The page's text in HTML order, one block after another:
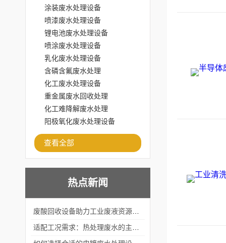
涂装废水处理设备
喷漆废水处理设备
锂电池废水处理设备
喷涂废水处理设备
乳化废水处理设备
含磷含氟废水处理
化工废水处理设备
重金属废水回收处理
化工难降解废水处理
阳极氧化废水处理设备
查看全部
热点新闻